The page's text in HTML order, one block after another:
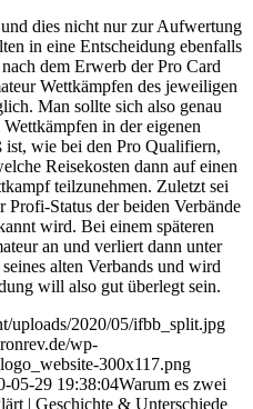
dies nicht nur zur Aufwertung
in eine Entscheidung ebenfalls
dem Erwerb der Pro Card
Wettkämpfen des jeweiligen
Man sollte sich also genau
in der eigenen
ist, wie bei den Pro Qualifiern,
Reisekosten dann auf einen
teilzunehmen. Zuletzt sei
Profi-Status der beiden Verbände
wird. Bei einem späteren
an und verliert dann unter
alten Verbands und wird
will also gut überlegt sein.
uploads/2020/05/ifbb_split.jpg
wp-
300x117.png
05-29 19:38:04Warum es zwei
| Geschichte & Unterschiede